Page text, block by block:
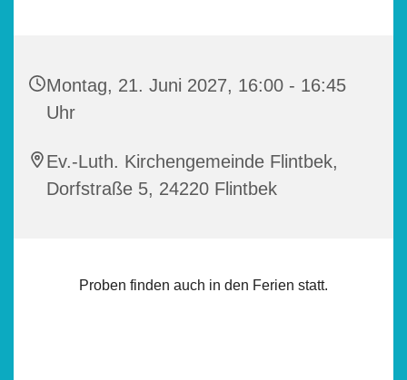
Montag, 21. Juni 2027, 16:00 - 16:45
Uhr
Ev.-Luth. Kirchengemeinde Flintbek,
Dorfstraße 5, 24220 Flintbek
Proben finden auch in den Ferien statt.